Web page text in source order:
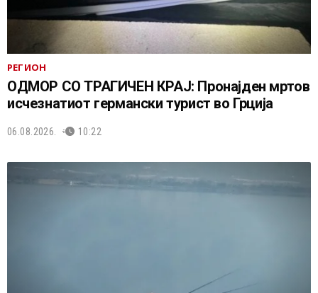
РЕГИОН
ОДМОР СО ТРАГИЧЕН КРАЈ: Пронајден мртов
исчезнатиот германски турист во Грција
06.08.2026. 10:22